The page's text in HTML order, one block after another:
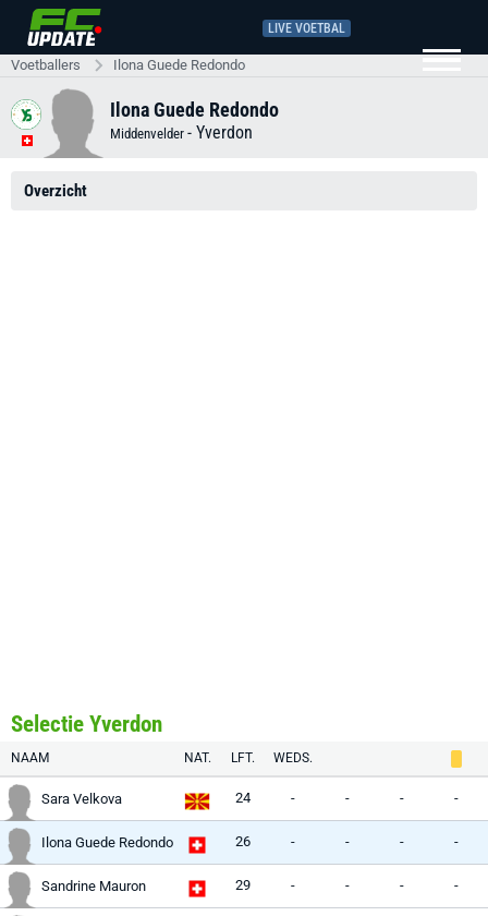
LIVE VOETBAL
Voetballers Ilona Guede Redondo
Ilona Guede Redondo
Middenvelder - Yverdon
Overzicht
Selectie Yverdon
NAAM NAT. LFT. WEDS.
Sara Velkova 24 - - - -
Ilona Guede Redondo 26 - - - -
Sandrine Mauron 29 - - - -